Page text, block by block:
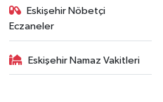
Eskişehir Nöbetçi
Eczaneler
Eskişehir Namaz Vakitleri